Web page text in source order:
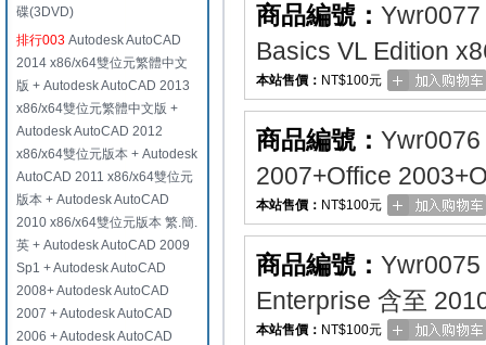
碟(3DVD)
排行003 Autodesk AutoCAD
2014 x86/x64雙位元繁體中文
版 + Autodesk AutoCAD 2013
x86/x64雙位元繁體中文版 +
Autodesk AutoCAD 2012
x86/x64雙位元版本 + Autodesk
AutoCAD 2011 x86/x64雙位元
版本 + Autodesk AutoCAD
2010 x86/x64雙位元版本 繁.簡.
英 + Autodesk AutoCAD 2009
Sp1 + Autodesk AutoCAD
2008+ Autodesk AutoCAD
2007 + Autodesk AutoCAD
2006 + Autodesk AutoCAD
商品編號： Ywr0077
Basics VL Edition
本站售價： NT$100元
商品編號： Ywr0076
2007+Office
本站售價： NT$100元
商品編號： Ywr0075
Enterprise 含至
本站售價： NT$100元